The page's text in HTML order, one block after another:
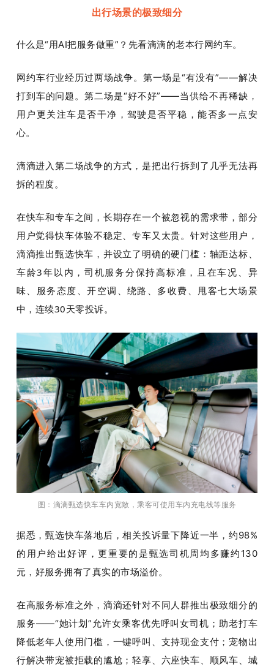
出行场景的极致细分
什么是“用AI把服务做重”？先看滴滴的老本行网约车。
网约车行业经历过两场战争。第一场是“有没有”——解决
打到车的问题。第二场是“好不好”——当供给不再稀缺，
用户更关注车是否干净，驾驶是否平稳，能否多一点安
心。
滴滴进入第二场战争的方式，是把出行拆到了几乎无法再
拆的程度。
在快车和专车之间，长期存在一个被忽视的需求带， 部分
用户觉得快车体验不稳定、专车又太贵。针对这些用户，
滴滴推出甄选快车，并设立了明确的硬门槛：轴距达标、
车龄3年以内，司机服务分保持高标准，且在车况、异
味、服务态度、开空调、绕路、多收费、甩客七大场景
中，连续30天零投诉。
图：滴滴甄选快车车内宽敞，乘客可使用车内充电线等服务
据悉，甄选快车落地后，相关投诉量下降近一半，约98%
的用户给出好评，更重要的是甄选司机周均多赚约 130
元，好服务拥有了真实的市场溢价。
在高服务标准之外，滴滴还针对不同人群推出极致细分的
服务——“她计划” 允许女乘客优先呼叫女司机；助老打车
降低老年人使用门槛，一键呼叫、支持现金支付；宠物出
行解决带宠被拒载的尴尬；轻享、六座快车、顺风车、城